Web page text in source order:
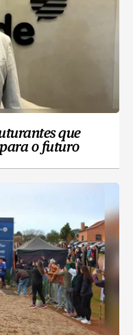
que
o futuro